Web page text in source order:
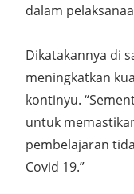
dalam
Dikatakannya di
meningkatkan
kontinyu.
untuk
pembelajaran
Covid 19.”